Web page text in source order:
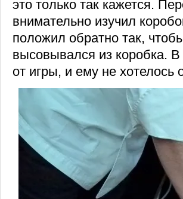
это только так кажется.
внимательно изучил
положил обратно так,
высовывался из коробка.
от игры, и ему не хотелось